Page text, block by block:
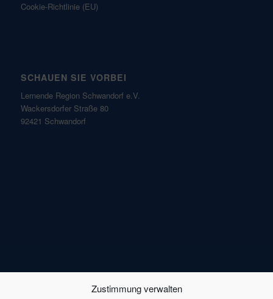
Zustimmung verwalten
Cookie-Richtlinie (EU)
SCHAUEN SIE VORBEI
Lernende Region Schwandorf e.V.
Wackersdorfer Straße 80
92421 Schwandorf